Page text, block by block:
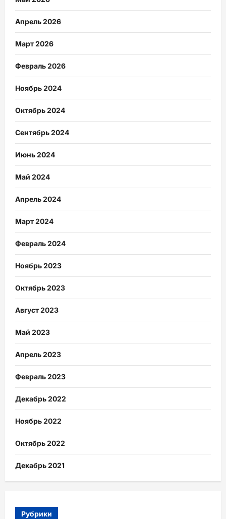
Апрель 2026
Март 2026
Февраль 2026
Ноябрь 2024
Октябрь 2024
Сентябрь 2024
Июнь 2024
Май 2024
Апрель 2024
Март 2024
Февраль 2024
Ноябрь 2023
Октябрь 2023
Август 2023
Май 2023
Апрель 2023
Февраль 2023
Декабрь 2022
Ноябрь 2022
Октябрь 2022
Декабрь 2021
Рубрики